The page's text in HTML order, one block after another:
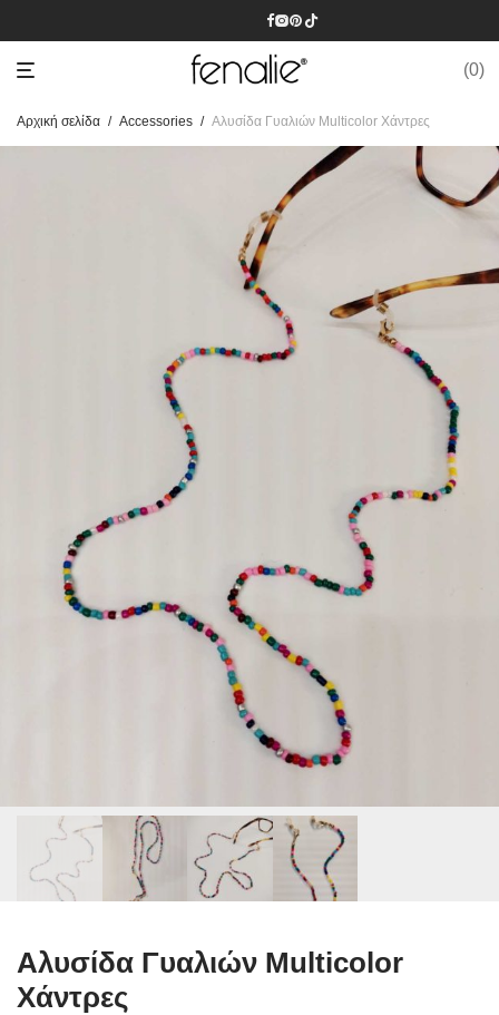
0
Αρχική σελίδα / Accessories / Αλυσίδα Γυαλιών Multicolor Χάντρες
Αλυσίδα Γυαλιών Multicolor
Χάντρες